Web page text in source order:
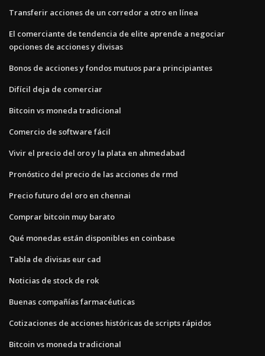
Transferir acciones de un corredor a otro en línea
El comerciante de tendencia de elite aprende a negociar
opciones de acciones y divisas
Bonos de acciones y fondos mutuos para principiantes
Difícil deja de comerciar
Bitcoin vs moneda tradicional
Comercio de software fácil
Vivir el precio del oro y la plata en ahmedabad
Pronóstico del precio de las acciones de rmd
Precio futuro del oro en chennai
Comprar bitcoin muy barato
Qué monedas están disponibles en coinbase
Tabla de divisas eur cad
Noticias de stock de rok
Buenas compañías farmacéuticas
Cotizaciones de acciones históricas de scripts rápidos
Bitcoin vs moneda tradicional